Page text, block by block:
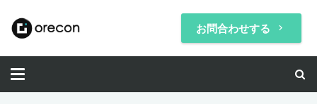
お問合わせする keyboard_arrow_right